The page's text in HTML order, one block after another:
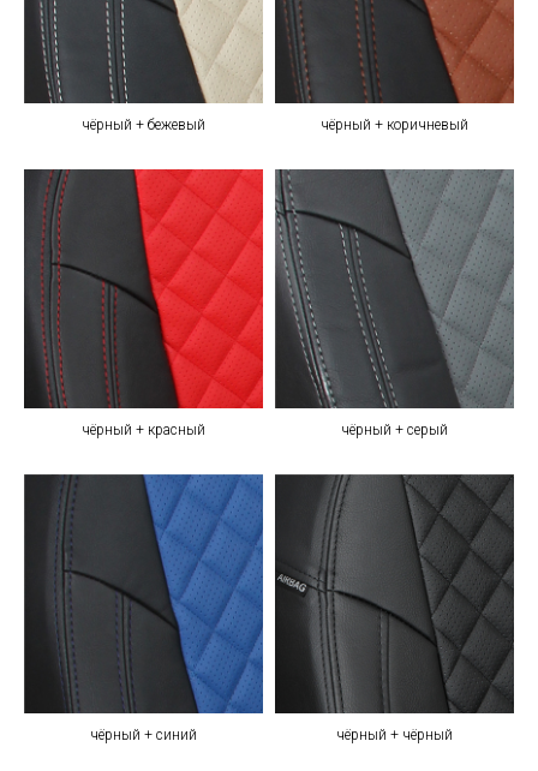
чёрный + бежевый чёрный + коричневый
чёрный + красный чёрный + серый
чёрный + синий чёрный + чёрный